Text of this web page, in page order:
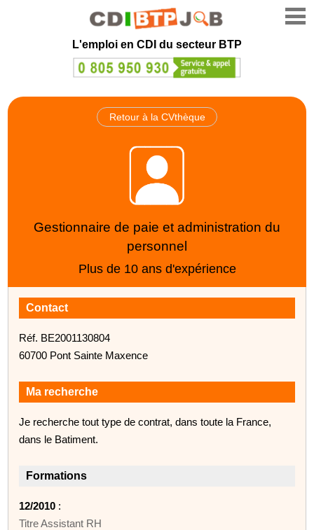
L'emploi en CDI du secteur BTP
Retour à la CVthèque
Gestionnaire de paie et administration du
personnel
Plus de 10 ans d'expérience
Contact
Réf. BE2001130804
60700 Pont Sainte Maxence
Ma recherche
Je recherche tout type de contrat, dans toute la France,
dans le Batiment.
Formations
12/2010 :
Titre Assistant RH